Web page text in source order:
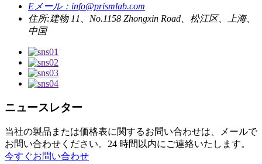
Eメール： info@prismlab.com
住所:建物 11、No.1158 Zhongxin Road、松江区、上海、
中国
ニュースレター
当社の製品または価格表に関するお問い合わせは、メールで
お問い合わせください。24 時間以内にご連絡いたします。
今すぐお問い合わせ